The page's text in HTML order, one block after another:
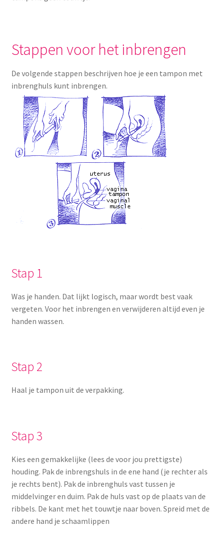
Stappen voor het inbrengen
De volgende stappen beschrijven hoe je een tampon met
inbrenghuls kunt inbrengen.
Stap 1
Was je handen. Dat lijkt logisch, maar wordt best vaak
vergeten. Voor het inbrengen en verwijderen altijd even je
handen wassen.
Stap 2
Haal je tampon uit de verpakking.
Stap 3
Kies een gemakkelijke (lees de voor jou prettigste)
houding. Pak de inbrengshuls in de ene hand (je rechter als
je rechts bent). Pak de inbrenghuls vast tussen je
middelvinger en duim. Pak de huls vast op de plaats van de
ribbels. De kant met het touwtje naar boven. Spreid met de
andere hand je schaamlippen